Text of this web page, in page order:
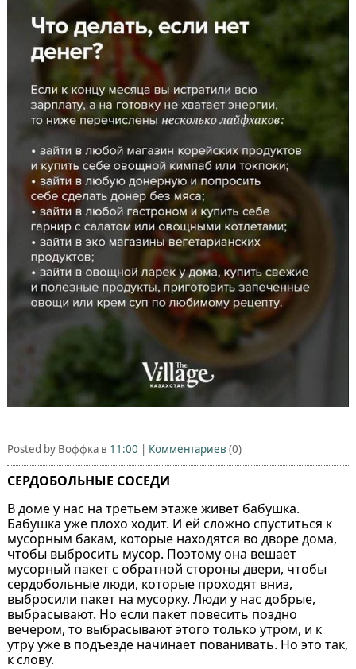
Posted by Воффка в 11:00 | Комментариев (0)
СЕРДОБОЛЬНЫЕ СОСЕДИ
В доме у нас на третьем этаже живет бабушка.
Бабушка уже плохо ходит. И ей сложно спуститься к
мусорным бакам, которые находятся во дворе дома,
чтобы выбросить мусор. Поэтому она вешает
мусорный пакет с обратной стороны двери, чтобы
сердобольные люди, которые проходят вниз,
выбросили пакет на мусорку. Люди у нас добрые,
выбрасывают. Но если пакет повесить поздно
вечером, то выбрасывают этого только утром, и к
утру уже в подъезде начинает пованивать. Но это так,
к слову.